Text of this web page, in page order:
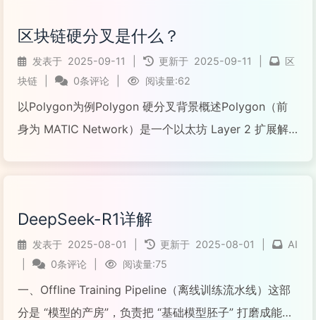
阅读全文...
区块链硬分叉是什么？
发表于 2025-09-11 更新于 2025-09-11
区
块链
0条评论 阅读量:62
以Polygon为例Polygon 硬分叉背景概述Polygon（前
身为 MATIC Network）是一个以太坊 Layer 2 扩展解
DeepSeek-R1详解
发表于 2025-08-01 更新于 2025-08-01
AI
0条评论 阅读量:75
一、Offline Training Pipeline（离线训练流水线）这部
分是 “模型的产房”，负责把 “基础模型胚子” 打磨成能用